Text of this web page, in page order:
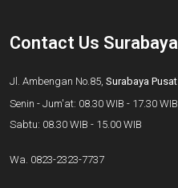
Contact Us Surabaya
Jl. Ambengan No.85, Surabaya Pusat
Senin - Jum'at: 08.30 WIB - 17.30 WIB
Sabtu: 08.30 WIB - 15.00 WIB
Wa. 0823-2323-7737